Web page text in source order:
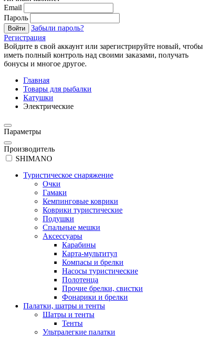
Email
Пароль
Войти
Забыли пароль?
Регистрация
Войдите в свой аккаунт или зарегистрируйте новый, чтобы
иметь полный контроль над своими заказами, получать
бонусы и многое другое.
Главная
Товары для рыбалки
Катушки
Электрические
Параметры
Производитель
SHIMANO
Туристическое снаряжение
Очки
Гамаки
Кемпинговые коврики
Коврики туристические
Подушки
Спальные мешки
Аксессуары
Карабины
Карта-мультитул
Компасы и брелки
Насосы туристические
Полотенца
Прочие брелки, свистки
Фонарики и брелки
Палатки, шатры и тенты
Шатры и тенты
Тенты
Ультралегкие палатки